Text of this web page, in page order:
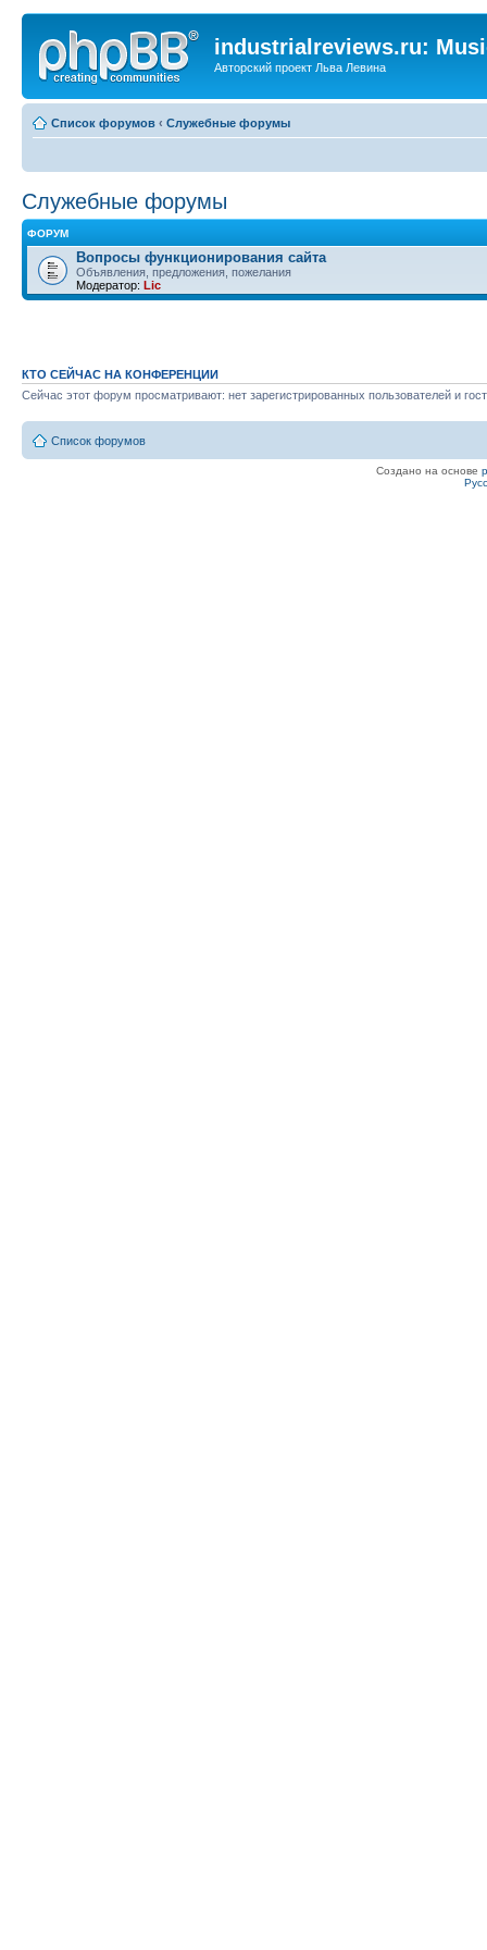
industrialreviews.ru:
Авторский проект Льва Левина
Список форумов ‹ Служебные форумы
Служебные форумы
ФОРУМ
Вопросы функционирования сайта
Объявления, предложения, пожелания
Модератор: Lic
КТО СЕЙЧАС НА КОНФЕРЕНЦИИ
Сейчас этот форум просматривают: нет зарегистрированных пользователей и
Список форумов
Создано на основе